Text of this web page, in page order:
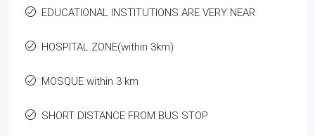
EDUCATIONAL INSTITUTIONS ARE VERY NEAR
HOSPITAL ZONE(within 3km)
MOSQUE within 3 km
SHORT DISTANCE FROM BUS STOP